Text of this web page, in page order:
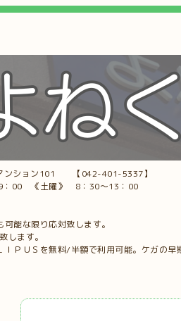
ンション101 【042-401-5337】
：00 《土曜》 8：30～13：00
能な限り応対致します。
します。
ＰＵＳを無料/半額で利用可能。ケガの早